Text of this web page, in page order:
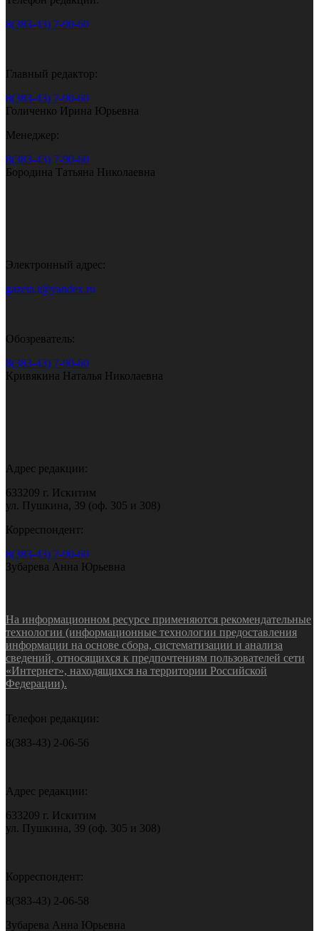
8(383-43) 7-90-60
Главный редактор:
8(383-43) 7-90-60
Голиченко Ирина Юрьевна
Менеджер:
8(383-43) 7-90-60
Бородина Татьяна Николаевна
Электронный адрес:
gazeta.i@yandex.ru
Обозреватель:
8(383-43) 7-90-60
Кривякина Наталья Николаевна
Адрес редакции:
633209 г. Искитим
ул. Пушкина, 39 (оф. 305 и 308)
Корреспондент:
8(383-43) 7-90-60
Зубарева Анна Юрьевна
На информационном ресурсе применяются рекомендательные
технологии (информационные технологии предоставления
информации на основе сбора, систематизации и анализа
сведений, относящихся к предпочтениям пользователей сети
«Интернет», находящихся на территории Российской
Федерации).
Телефон редакции:
8(383-43) 2-06-56
Адрес редакции:
633209 г. Искитим
ул. Пушкина, 39 (оф. 305 и 308)
Корреспондент:
8(383-43) 2-06-58
Зубарева Анна Юрьевна